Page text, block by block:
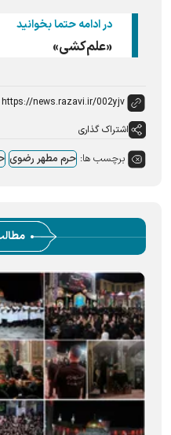
در ادامه حتما بخوانید
«علم‌کشی»
اشتراک گذاری
برچسب ها: حرم مطهر رضوی